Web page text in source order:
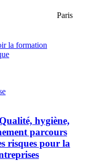
Paris
la formation
hygiène,
parcours
risques pour la